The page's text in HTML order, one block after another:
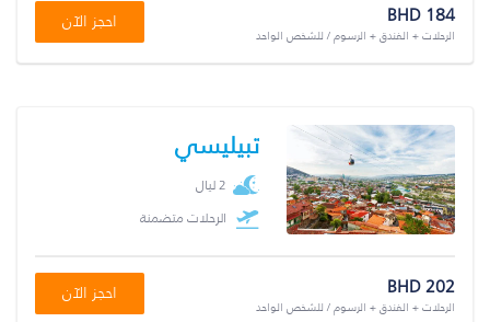
BHD 184
الرحلات + الفندق + الرسوم / للشخص الواحد
احجز الآن
تبيليسي
2 ليال
الرحلات متضمنة
BHD 202
الرحلات + الفندق + الرسوم / للشخص الواحد
احجز الآن